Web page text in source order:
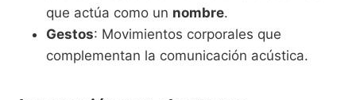
que actúa como un nombre.
Gestos: Movimientos corporales que
complementan la comunicación acústica.